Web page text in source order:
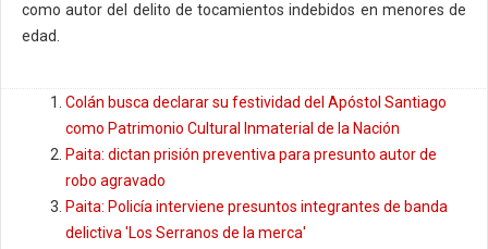
como autor del delito de tocamientos indebidos en menores de
edad.
Colán busca declarar su festividad del Apóstol Santiago
como Patrimonio Cultural Inmaterial de la Nación
Paita: dictan prisión preventiva para presunto autor de
robo agravado
Paita: Policía interviene presuntos integrantes de banda
delictiva 'Los Serranos de la merca'